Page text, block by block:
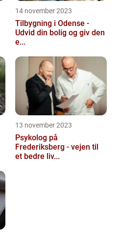
14 november 2023
Tilbygning i Odense -
Udvid din bolig og giv den
e...
13 november 2023
Psykolog på
Frederiksberg - vejen til
et bedre liv...